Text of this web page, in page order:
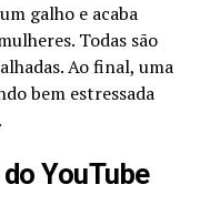
galho e acaba
Todas são
Ao final, uma
bem estressada
YouTube